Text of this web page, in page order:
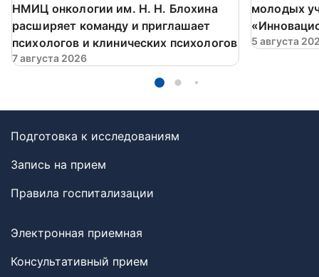
НМИЦ онкологии им. Н. Н. Блохина
расширяет команду и приглашает
психологов и клинических психологов
7 августа 2026
молодых
5 августа
Подготовка к исследованиям
Запись на прием
Правила госпитализации
Электронная приемная
Консультативный прием